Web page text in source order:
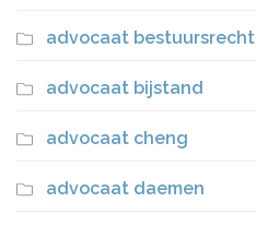
advocaat bestuursrecht
advocaat bijstand
advocaat cheng
advocaat daemen